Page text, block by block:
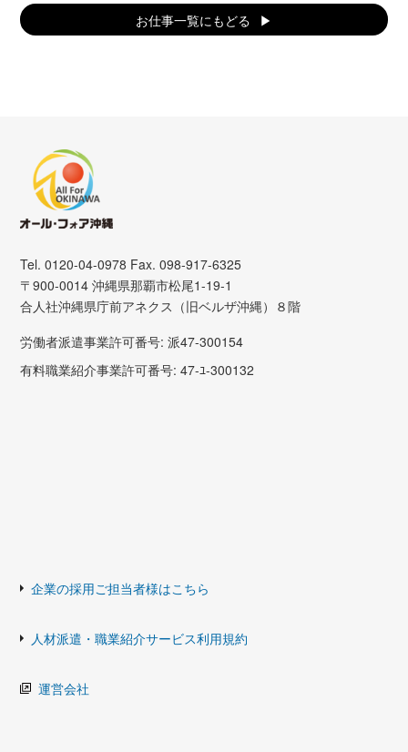
お仕事一覧にもどる
Tel. 0120-04-0978 Fax. 098-917-6325
〒900-0014 沖縄県那覇市松尾1-19-1
合人社沖縄県庁前アネクス（旧ベルザ沖縄）８階
労働者派遣事業許可番号: 派47-300154
有料職業紹介事業許可番号: 47-ﾕ-300132
企業の採用ご担当者様はこちら
人材派遣・職業紹介サービス利用規約
運営会社